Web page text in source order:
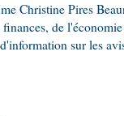
Christine Pires
de
sur les